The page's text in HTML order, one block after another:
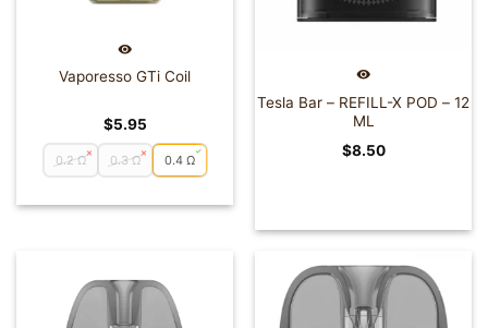
Vaporesso GTi Coil
$5.95
0.2 Ω 0.3 Ω 0.4 Ω
Tesla Bar – REFILL-X POD – 12
ML
$8.50